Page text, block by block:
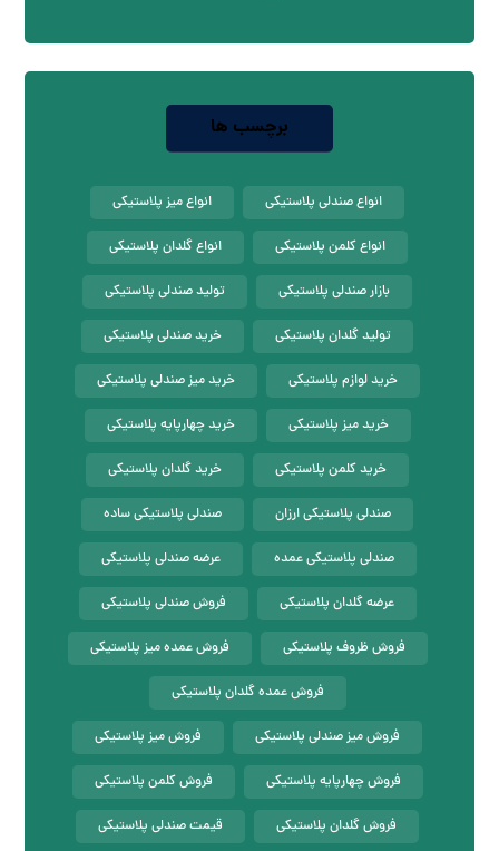
برچسب ها
انواع صندلی پلاستیکی انواع میز پلاستیکی
انواع کلمن پلاستیکی انواع گلدان پلاستیکی
بازار صندلی پلاستیکی تولید صندلی پلاستیکی
تولید گلدان پلاستیکی خرید صندلی پلاستیکی
خرید لوازم پلاستیکی خرید میز صندلی پلاستیکی
خرید میز پلاستیکی خرید چهارپایه پلاستیکی
خرید کلمن پلاستیکی خرید گلدان پلاستیکی
صندلی پلاستیکی ارزان صندلی پلاستیکی ساده
صندلی پلاستیکی عمده عرضه صندلی پلاستیکی
عرضه گلدان پلاستیکی فروش صندلی پلاستیکی
فروش ظروف پلاستیکی فروش عمده میز پلاستیکی
فروش عمده گلدان پلاستیکی
فروش میز صندلی پلاستیکی فروش میز پلاستیکی
فروش چهارپایه پلاستیکی فروش کلمن پلاستیکی
فروش گلدان پلاستیکی قیمت صندلی پلاستیکی